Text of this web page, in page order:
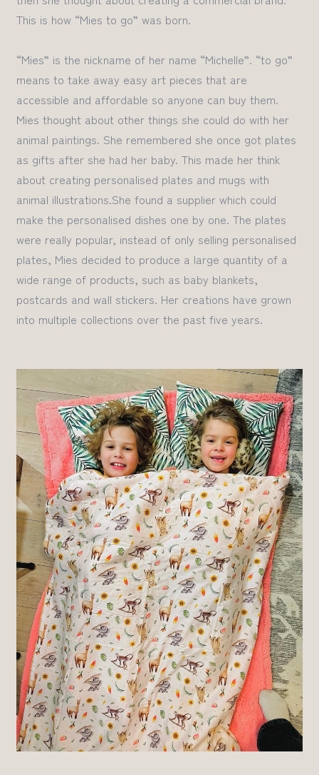
This is how “Mies to go” was born.
“Mies” is the nickname of her name “Michelle”. “to go”
means to take away easy art pieces that are
accessible and affordable so anyone can buy them.
Mies thought about other things she could do with her
animal paintings. She remembered she once got plates
as gifts aftershe had her baby. This made her think
about creating personalised plates and mugs with
animal illustrations.She found a supplier which could
make the personalised dishes one by one. The plates
were really popular, instead of only selling personalised
plates, Mies decided to produce a large quantity of a
wide range of products, such as baby blankets,
postcards and wall stickers. Her creations have grown
into multiple collections over the past five years.